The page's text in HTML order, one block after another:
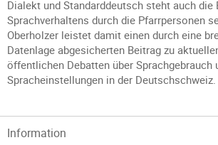
Dialekt und Standarddeutsch steht auch die
Sprachverhaltens durch die Pfarrpersonen
Oberholzer leistet damit einen durch eine
Datenlage abgesicherten Beitrag zu
öffentlichen Debatten über Sprachgebrauch
Spracheinstellungen in der Deutschschweiz.
Information